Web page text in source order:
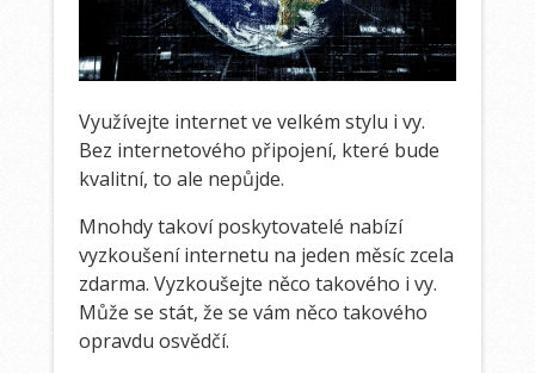
Využívejte internet ve velkém stylu i vy.
Bez internetového připojení, které bude
kvalitní, to ale nepůjde.
Mnohdy takoví poskytovatelé nabízí
vyzkoušení internetu na jeden měsíc zcela
zdarma. Vyzkoušejte něco takového i vy.
Může se stát, že se vám něco takového
opravdu osvědčí.